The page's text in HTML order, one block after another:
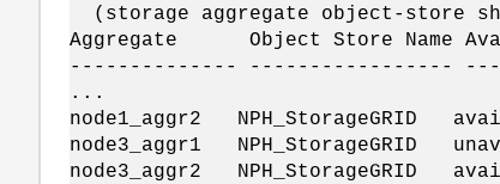
(storage aggregate object-store
Aggregate Object Store Name
-------------- -----------------
...
node1_aggr2
node3_aggr1 NPH_StorageGRID
node3_aggr2